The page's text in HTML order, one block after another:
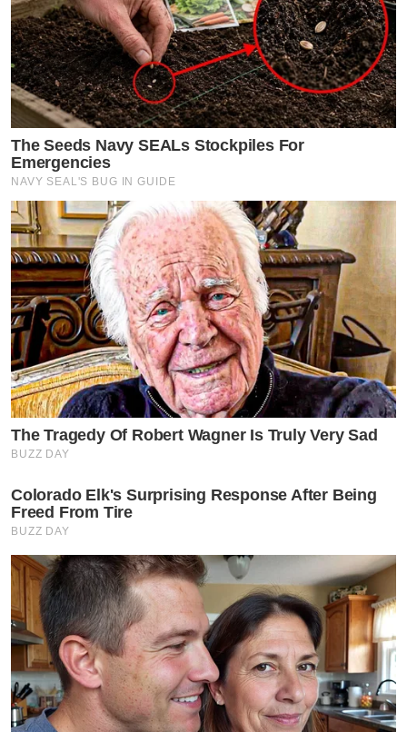
The Seeds Navy SEALs Stockpiles For
Emergencies
NAVY SEAL'S BUG IN GUIDE
The Tragedy Of Robert Wagner Is Truly Very Sad
BUZZ DAY
Colorado Elk's Surprising Response After Being
Freed From Tire
BUZZ DAY